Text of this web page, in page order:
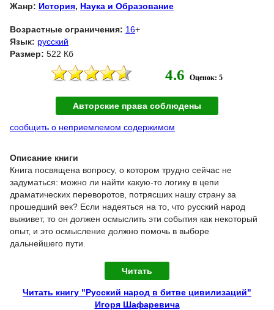
Жанр: История, Наука и Образование
Возрастные ограничения: 16+
Язык: русский
Размер: 522 Кб
4.6 Оценок: 5
Авторские права соблюдены
сообщить о неприемлемом содержимом
Описание книги
Книга посвящена вопросу, о котором трудно сейчас не
задуматься: можно ли найти какую-то логику в цепи
драматических переворотов, потрясших нашу страну за
прошедший век? Если надеяться на то, что русский народ
выживет, то он должен осмыслить эти события как некоторый
опыт, и это осмысление должно помочь в выборе
дальнейшего пути.
Читать
Читать книгу "Русский народ в битве цивилизаций"
Игоря Шафаревича